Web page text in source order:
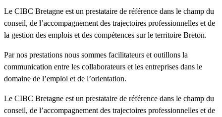
Le CIBC Bretagne est un prestataire de référence dans le champ du
conseil, de l’accompagnement des trajectoires professionnelles et de
la gestion des emplois et des compétences sur le territoire Breton.
Par nos prestations nous sommes facilitateurs et outillons la
communication entre les collaborateurs et les entreprises dans le
domaine de l’emploi et de l’orientation.
Le CIBC Bretagne est un prestataire de référence dans le champ du
conseil, de l’accompagnement des trajectoires professionnelles et de